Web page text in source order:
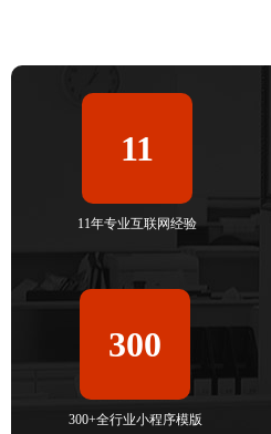
11
11年专业互联网经验
300
300+全行业小程序模版